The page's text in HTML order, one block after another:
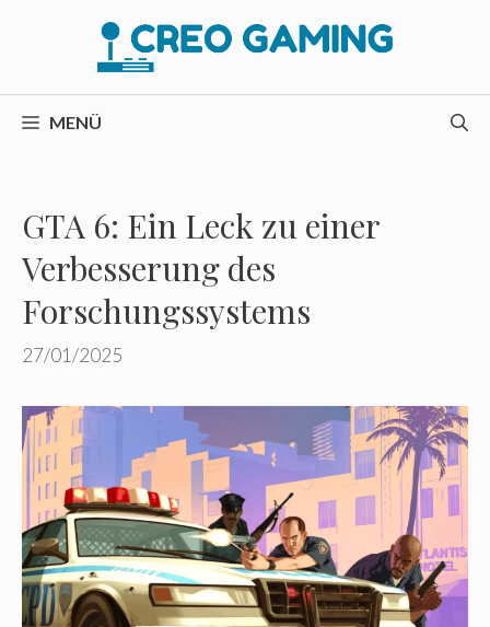
MENÜ
GTA 6: Ein Leck zu einer
Verbesserung des
Forschungssystems
27/01/2025